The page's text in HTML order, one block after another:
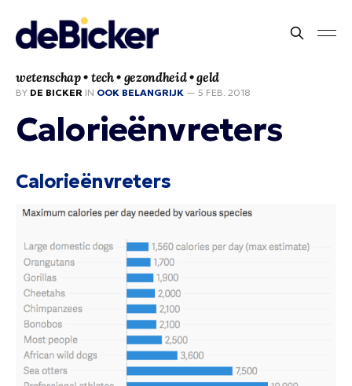
wetenschap • tech • gezondheid • geld
BY DE BICKER IN OOK BELANGRIJK — 5 FEB. 2018
Calorieënvreters
Calorieënvreters